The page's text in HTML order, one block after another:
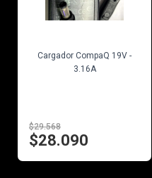
Cargador CompaQ 19V -
3.16A
$29.568
$28.090